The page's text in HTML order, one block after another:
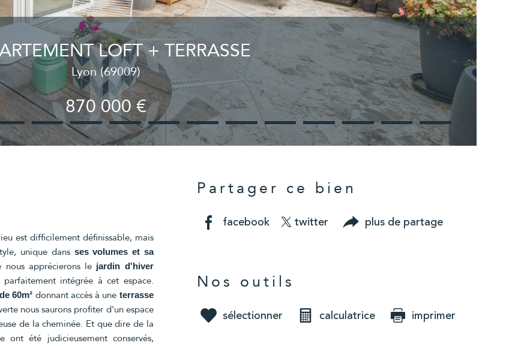
LOFT + TERRASSE
Lyon (69009)
870 000 €
est difficilement définissable, mais
unique dans ses volumes et sa
nous apprécierons le jardin d'hiver
intégrée à cet espace.
60m² donnant accès à une terrasse
nous saurons profiter d'un espace
de la cheminée. Et que dire de la
ont été judicieusement conservés,
Partager ce bien
facebook twitter plus de partage
Nos outils
sélectionner calculatrice imprimer